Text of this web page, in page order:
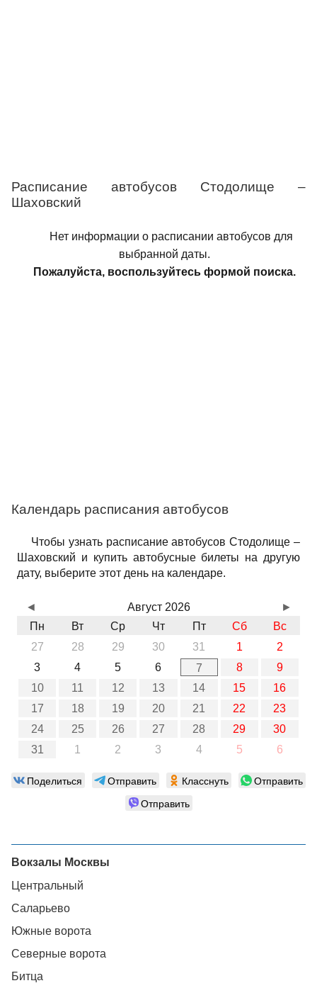
Расписание автобусов Стодолище –
Шаховский
Нет информации о расписании автобусов для
выбранной даты.
Пожалуйста, воспользуйтесь формой поиска.
Календарь расписания автобусов
Чтобы узнать расписание автобусов Стодолище –
Шаховский и купить автобусные билеты на другую
дату, выберите этот день на календаре.
Август 2026
Пн
Вт Ср Чт Пт Сб
Вс
27
28 29 30 31 1
2
3
4 5 6 7 8
9
10
11 12 13 14 15
16
17
18 19 20 21 22
23
24
25 26 27 28 29
30
31
1 2 3 4 5 6
◄ ►
Поделиться Отправить Класснуть
Отправить
Отправить
Вокзалы Москвы
Центральный
Саларьево
Южные ворота
Северные ворота
Битца